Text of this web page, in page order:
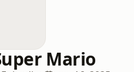
Mario